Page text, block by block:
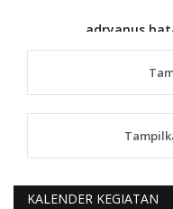
adryanus
TKS atas
tindaklanjuti
anggy
Kami perantu bisa
5 tahun Yang lalu
KALENDER KEGIATAN